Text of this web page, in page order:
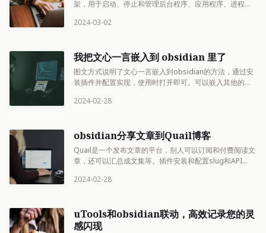
架，用于启动、停止和管理后台程序、应用程序、进程和
自启动脚本。可以通过命令加载、卸载、启动和停止
2024-03-02
我把文心一言嵌入到 obsidian 里了
图文方式说明了文心一言嵌入到obsidian的方法，通过安
装插件并配置实现，使用时打开即可。可以嵌入其他的大
2024-02-28
obsidian分享文章到Quail博客
Quail是一个发布文章的平台，别人可以订阅和付费阅读文
章，还可以汇总成文集等。插件安装和配置slug和API
yaml属性和插入模板。使用技巧包括存草稿和给文章添加
2024-02-28
uTools和obsidian联动，高效记录您的灵
感闪现